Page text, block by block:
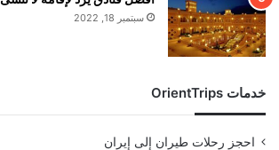
سبتمبر 18, 2022
خدمات OrientTrips
احجز رحلات طيران إلى إيران